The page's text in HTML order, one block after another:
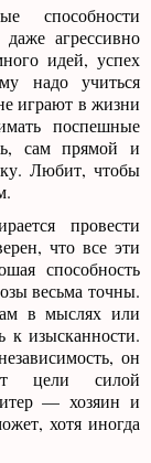
способности
агрессивно
идей, успех
надо учиться
играют в жизни
поспешные
сам прямой и
Любит, чтобы
провести
что все эти
способность
весьма точны.
в мыслях или
к изысканности.
он
цели силой
— хозяин и
хотя иногда